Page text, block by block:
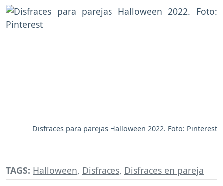
Disfraces para parejas Halloween 2022. Foto: Pinterest
TAGS: Halloween, Disfraces, Disfraces en pareja